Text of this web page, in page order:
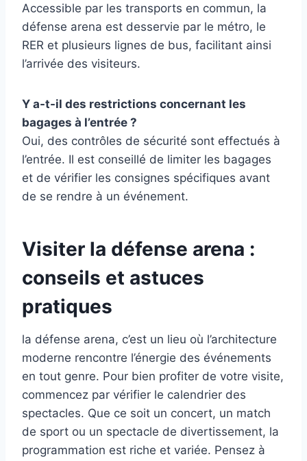
Accessible par les transports en commun, la
défense arena est desservie par le métro, le
RER et plusieurs lignes de bus, facilitant ainsi
l’arrivée des visiteurs.
Y a-t-il des restrictions concernant les
bagages à l’entrée ?
Oui, des contrôles de sécurité sont effectués à
l’entrée. Il est conseillé de limiter les bagages
et de vérifier les consignes spécifiques avant
de se rendre à un événement.
Visiter la défense arena :
conseils et astuces
pratiques
la défense arena, c’est un lieu où l’architecture
moderne rencontre l’énergie des événements
en tout genre. Pour bien profiter de votre visite,
commencez par vérifier le calendrier des
spectacles. Que ce soit un concert, un match
de sport ou un spectacle de divertissement, la
programmation est riche et variée. Pensez à